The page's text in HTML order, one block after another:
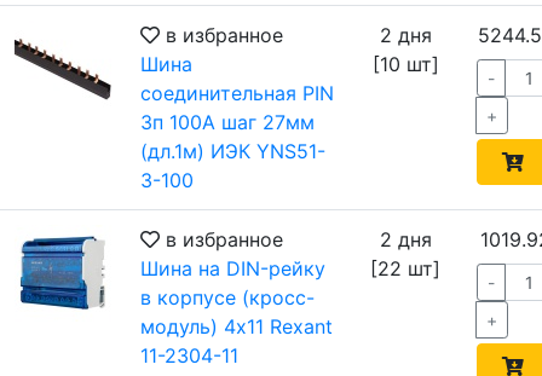
в избранное
Шина
соединительная PIN
3п 100А шаг 27мм
(дл.1м) ИЭК YNS51-
3-100
2 дня
[10 шт]
-
+
в избранное
Шина на DIN-рейку
в корпусе (кросс-
модуль) 4х11 Rexant
11-2304-11
2 дня
[22 шт]
-
+